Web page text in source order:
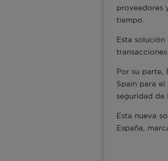
proveedores
tiempo.
Esta
Por su parte,
Spain para
seguridad de
Esta nueva
España,